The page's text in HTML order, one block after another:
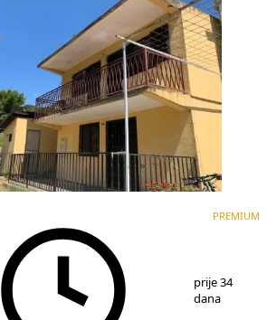
PREMIUM
prije 34
dana